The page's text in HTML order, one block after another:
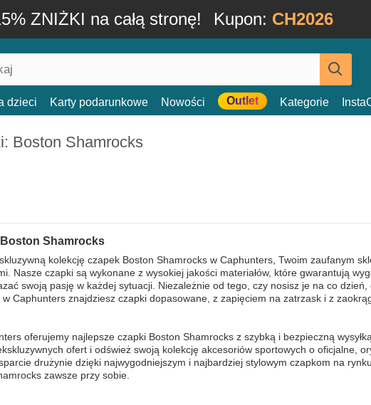
ZNIŻKI na całą stronę! Kupon: CH2026
dzieci Karty podarunkowe Nowości Outlet Kategorie
Boston Shamrocks
Shamrocks
kolekcję czapek Boston Shamrocks w Caphunters, Twoim zaufanym
Nasze czapki są wykonane z wysokiej jakości materiałów, które gwarantują
swoją pasję w każdej sytuacji. Niezależnie od tego, czy nosisz je na co
w Caphunters znajdziesz czapki dopasowane, z zapięciem na zatrzask i z
oferujemy najlepsze czapki Boston Shamrocks z szybką i bezpieczną
ofert i odśwież swoją kolekcję akcesoriów sportowych o oficjalne,
drużynie dzięki najwygodniejszym i najbardziej stylowym czapkom na
zawsze przy sobie.